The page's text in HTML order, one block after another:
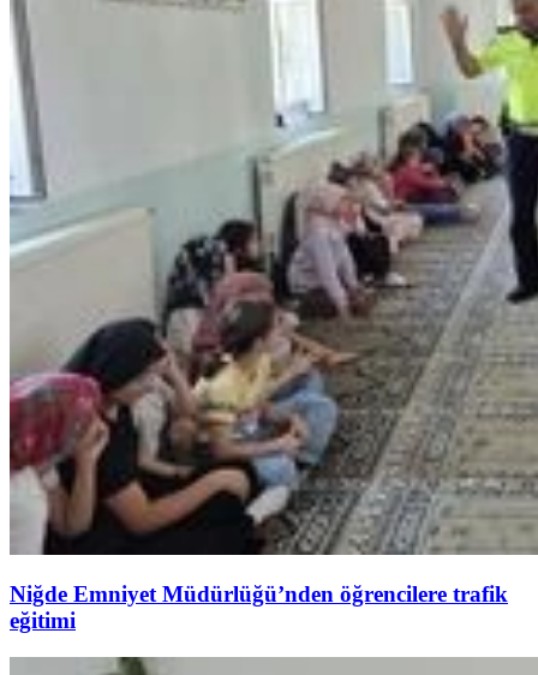
Niğde Emniyet Müdürlüğü’nden öğrencilere trafik
eğitimi